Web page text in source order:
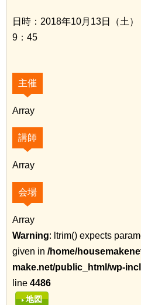
日時：2018年10月13日（土
9：45
主催
Array
講師
Array
会場
Array
Warning: ltrim() expects
given in /home/
make.net/public_html/wp-
line 4486
地図